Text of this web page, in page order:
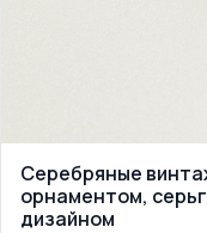
Серебряные
орнаментом,
дизайном